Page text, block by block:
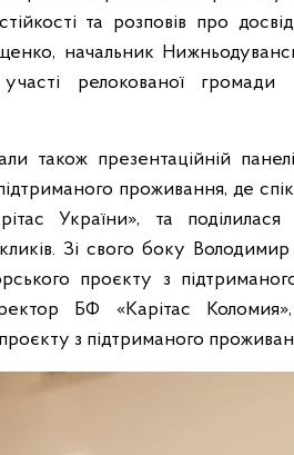
та розповів про
начальник
участі релокованої
також презентаційній
проживання, де
України», та
Зі свого боку
проєкту з
БФ «Карітас Коломия»,
з підтриманого